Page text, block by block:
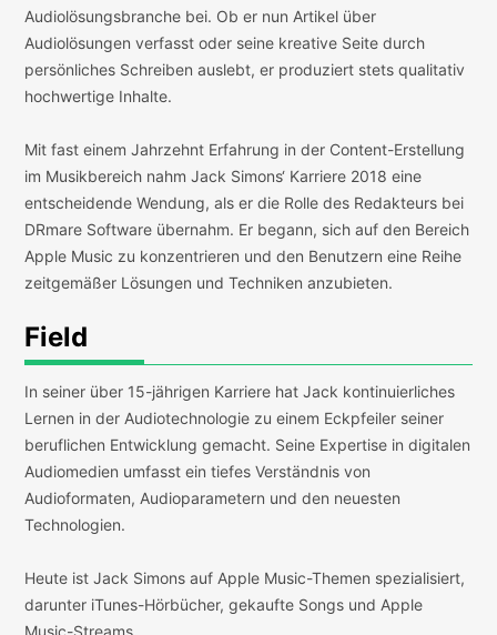
Audiolösungsbranche bei. Ob er nun Artikel über
Audiolösungen verfasst oder seine kreative Seite durch
persönliches Schreiben auslebt, er produziert stets qualitativ
hochwertige Inhalte.
Mit fast einem Jahrzehnt Erfahrung in der Content-Erstellung
im Musikbereich nahm Jack Simons‘ Karriere 2018 eine
entscheidende Wendung, als er die Rolle des Redakteurs bei
DRmare Software übernahm. Er begann, sich auf den Bereich
Apple Music zu konzentrieren und den Benutzern eine Reihe
zeitgemäßer Lösungen und Techniken anzubieten.
Field
In seiner über 15-jährigen Karriere hat Jack kontinuierliches
Lernen in der Audiotechnologie zu einem Eckpfeiler seiner
beruflichen Entwicklung gemacht. Seine Expertise in digitalen
Audiomedien umfasst ein tiefes Verständnis von
Audioformaten, Audioparametern und den neuesten
Technologien.
Heute ist Jack Simons auf Apple Music-Themen spezialisiert,
darunter iTunes-Hörbücher, gekaufte Songs und Apple
Music-Streams.